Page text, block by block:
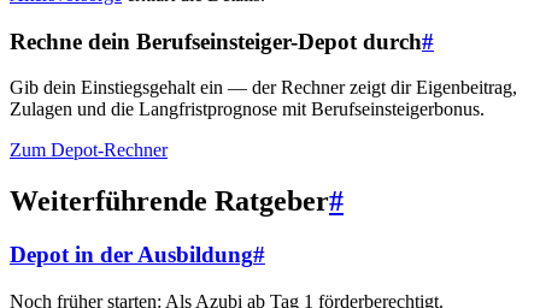
Rechne dein Berufseinsteiger-Depot durch#
Gib dein Einstiegsgehalt ein — der Rechner zeigt dir Eigenbeitrag,
Zulagen und die Langfristprognose mit Berufseinsteigerbonus.
Zum Depot-Rechner
Weiterführende Ratgeber#
Depot in der Ausbildung#
Noch früher starten: Als Azubi ab Tag 1 förderberechtigt.